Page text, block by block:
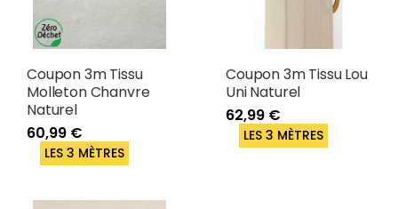
Coupon 3m Tissu
Molleton Chanvre
Naturel
60,99 €
LES 3 MÈTRES
Coupon 3m Tissu Lou
Uni Naturel
62,99 €
LES 3 MÈTRES